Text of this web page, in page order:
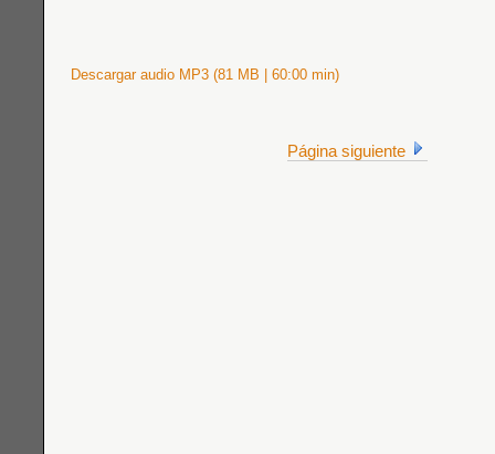
Descargar audio MP3 (81 MB | 60:00 min)
Página siguiente